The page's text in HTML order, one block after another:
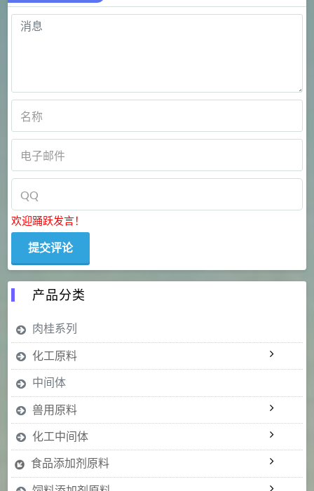
欢迎踊跃发言！
产品分类
肉桂系列
化工原料
中间体
兽用原料
化工中间体
食品添加剂原料